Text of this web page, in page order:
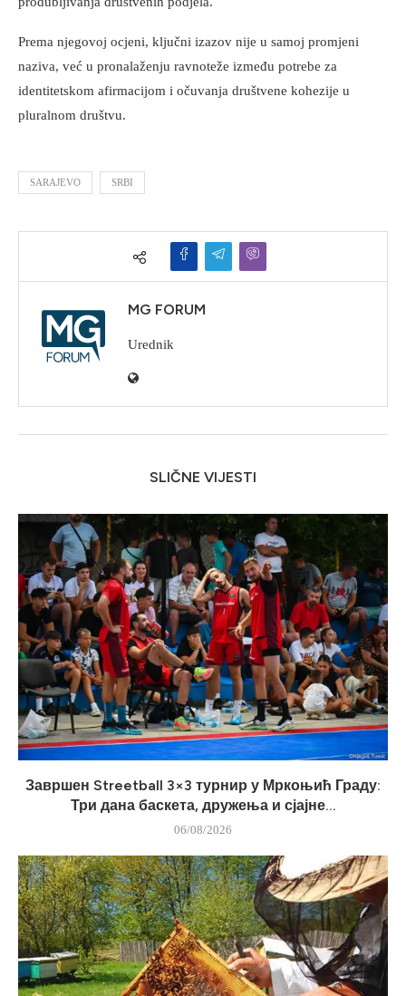
Prema njegovoj ocjeni, ključni izazov nije u samoj promjeni
naziva, već u pronalaženju ravnoteže između potrebe za
identitetskom afirmacijom i očuvanja društvene kohezije u
pluralnom društvu.
SARAJEVO SRBI
MG FORUM
Urednik
SLIČNE VIJESTI
Завршен Streetball 3×3 турнир у Мркоњић Граду:
Три дана баскета, дружења и сјајне...
06/08/2026